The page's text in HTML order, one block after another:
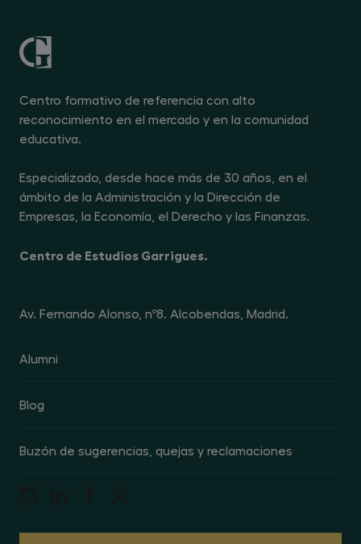
Centro formativo de referencia con alto
reconocimiento en el mercado y en la comunidad
educativa.
Especializado, desde hace más de 30 años, en el
ámbito de la Administración y la Dirección de
Empresas, la Economía, el Derecho y las Finanzas.
Centro de Estudios Garrigues.
Av. Fernando Alonso, nº8. Alcobendas, Madrid.
Alumni
Blog
Buzón de sugerencias, quejas y reclamaciones